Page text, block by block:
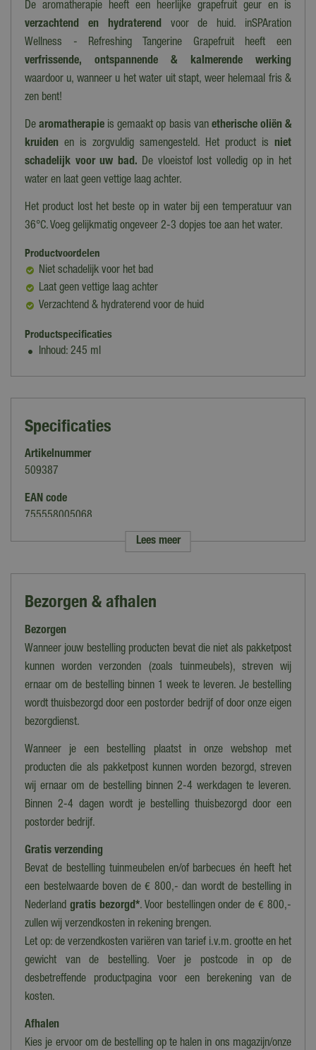
De aromatherapie heeft een heerlijke grapefruit geur en is
verzachtend en hydraterendvoor de huid. inSPAration
Wellness - Refreshing Tangerine Grapefruit heeft een
verfrissende, ontspannende & kalmerende werking
waardoor u, wanneer u het water uit stapt, weer helemaal fris &
zen bent!
Dearomatherapie is gemaakt op basis van etherische oliën &
kruiden en is zorgvuldig samengesteld. Het product is niet
schadelijk voor uw bad. De vloeistof lost volledig op in het
water en laat geen vettige laag achter.
Het product lost het beste op in water bij een temperatuur van
36°C. Voeg gelijkmatig ongeveer 2-3 dopjes toe aan het water.
Productvoordelen
Niet schadelijk voor het bad
Laat geen vettige laag achter
Verzachtend & hydraterend voor de huid
Productspecificaties
Inhoud: 245 ml
Specificaties
Artikelnummer
509387
EAN code
755558005068
Merk
Geuren & Parfum
Type
Vloeistof
Lees meer
Bezorgen & afhalen
Bezorgen
Wanneer jouw bestelling producten bevat die niet als pakketpost
kunnen worden verzonden (zoals tuinmeubels), streven wij
ernaar om de bestelling binnen 1 week te leveren. Je bestelling
wordt thuisbezorgd door een postorder bedrijf of door onze eigen
bezorgdienst.
Wanneer je een bestelling plaatst in onze webshop met
producten die als pakketpost kunnen worden bezorgd, streven
wij ernaar om de bestelling binnen 2-4 werkdagen te leveren.
Binnen 2-4 dagen wordt je bestelling thuisbezorgd door een
postorder bedrijf.
Gratis verzending
Bevat de bestelling tuinmeubelen en/of barbecues én heeft het
een bestelwaarde boven de € 800,- dan wordt de bestelling in
Nederland gratis bezorgd*. Voor bestellingen onder de € 800,-
zullen wij verzendkosten in rekening brengen.
Let op: de verzendkosten variëren van tarief i.v.m. grootte en het
gewicht van de bestelling. Voer je postcode in op de
desbetreffende productpagina voor een berekening van de
kosten.
Afhalen
Kies je ervoor om de bestelling op te halen in ons magazijn/onze